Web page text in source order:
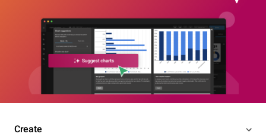
Create